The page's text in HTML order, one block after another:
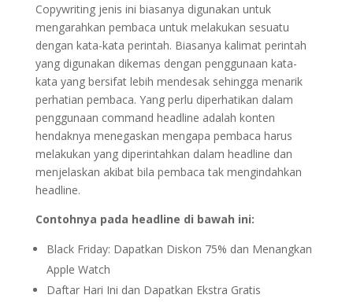
Copywriting jenis ini biasanya digunakan untuk
mengarahkan pembaca untuk melakukan sesuatu
dengan kata-kata perintah. Biasanya kalimat perintah
yang digunakan dikemas dengan penggunaan kata-
kata yang bersifat lebih mendesak sehingga menarik
perhatian pembaca. Yang perlu diperhatikan dalam
penggunaan command headline adalah konten
hendaknya menegaskan mengapa pembaca harus
melakukan yang diperintahkan dalam headline dan
menjelaskan akibat bila pembaca tak mengindahkan
headline.
Contohnya pada headline di bawah ini:
Black Friday: Dapatkan Diskon 75% dan Menangkan
Apple Watch
Daftar Hari Ini dan Dapatkan Ekstra Gratis